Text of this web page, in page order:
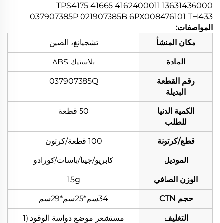
TPS4175 41665 4162400011 13631436000
037907385P 021907385B 6PX008476101 TH433
المواصفات:
مكان المنشأ
تشجيانغ، الصين
المادة بلاستيك ABS
رقم القطعة
البديلة
037907385Q
الكمية الدنيا
للطلب
50 قطعة
قطع/كرتونة 100 قطعة/كرتون
الموديل كابريو/جيتا/باسات/كورادو
الوزن الصافي 15g
حجم CTN 34سم*25سم*29سم
التغليف
مستشعر موضع دواسة الوقود (1